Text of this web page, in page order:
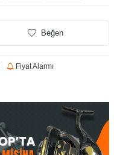
Beğen
Fiyat Alarmı